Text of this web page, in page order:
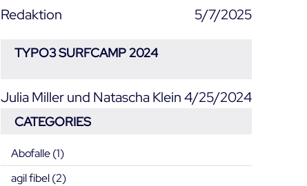
Redaktion 5/7/2025
TYPO3 SURFCAMP 2024
Julia Miller und Natascha Klein4/25/2024
CATEGORIES
Abofalle(1)
agil fibel(2)